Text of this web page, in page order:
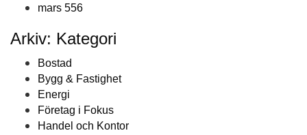
mars 556
Arkiv: Kategori
Bostad
Bygg & Fastighet
Energi
Företag i Fokus
Handel och Kontor